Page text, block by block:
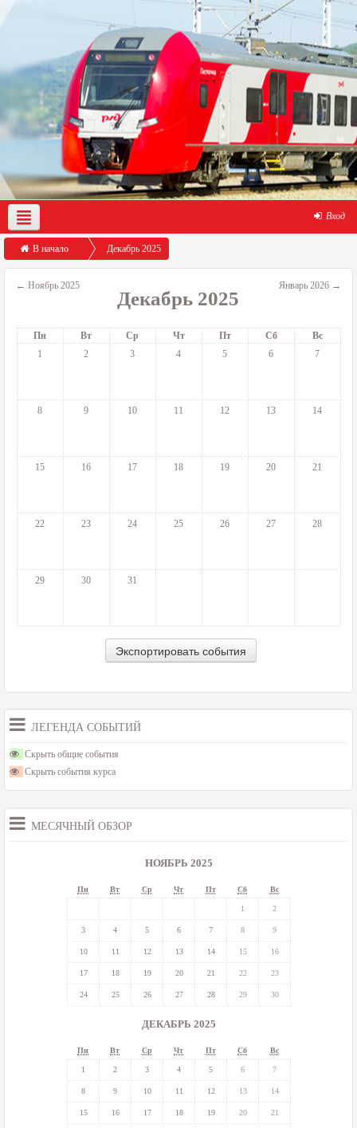
Вход
О нас Демо-доступ Помощь по работе с порталом
В начало Декабрь 2025
← Ноябрь 2025
Декабрь 2025
Январь 2026 →
Пн Вт Ср Чт Пт Сб
Вс
1
2 3 4 5 6 7
8 9 10 11 12 13 14
15 16 17 18 19 20 21
22 23 24 25 26 27 28
29 30 31
ЛЕГЕНДА СОБЫТИЙ
Скрыть общие события
Скрыть события курса
МЕСЯЧНЫЙ ОБЗОР
НОЯБРЬ 2025
Пн Вт Ср Чт Пт Сб Вс
1 2
3 4 5 6 7 8 9
10 11 12 13 14 15 16
17 18 19 20 21 22 23
24 25 26 27 28 29 30
ДЕКАБРЬ 2025
Пн Вт Ср Чт Пт Сб Вс
1 2 3 4 5 6 7
8 9 10 11 12 13 14
15 16 17 18 19 20 21